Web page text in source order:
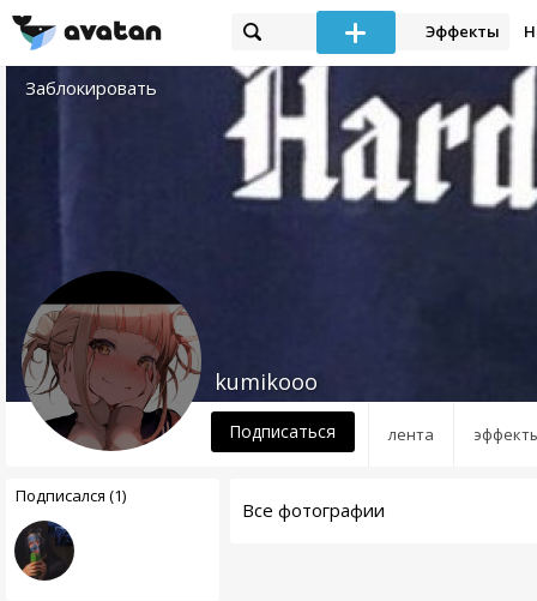
Эффекты
Заблокировать
лента
kumikooo
Подписаться
Подписался (1)
Все фотографии